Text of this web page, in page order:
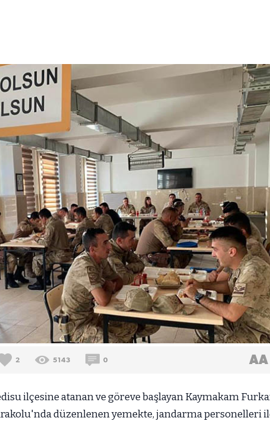
2 5143 0 AA
ilçesine atanan ve göreve başlayan Kaymakam
düzenlenen yemekte, jandarma personelleri